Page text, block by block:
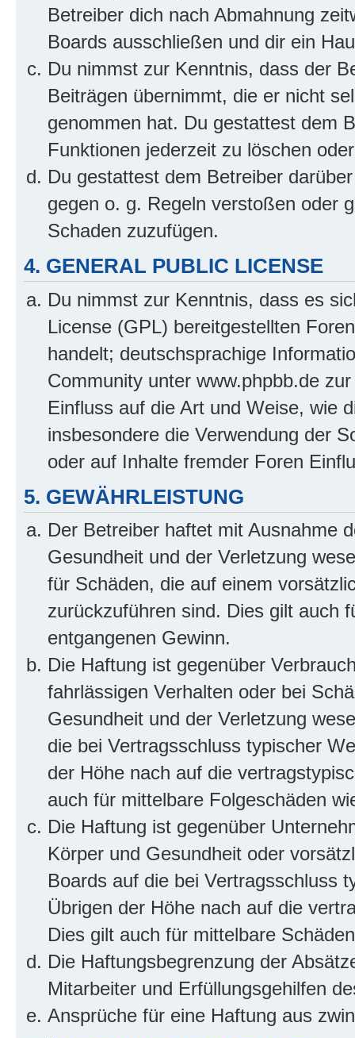
Betreiber dich nach Abmahnung
Boards ausschließen und dir ein
Du nimmst zur Kenntnis, dass der
Beiträgen übernimmt, die er nicht
genommen hat. Du gestattest dem
Funktionen jederzeit zu löschen
Du gestattest dem Betreiber
gegen o. g. Regeln verstoßen oder
Schaden zuzufügen.
4. GENERAL PUBLIC LICENSE
Du nimmst zur Kenntnis, dass es
License (GPL) bereitgestellten
handelt; deutschsprachige
Community unter www.phpbb.de
Einfluss auf die Art und Weise, wie
insbesondere die Verwendung der
oder auf Inhalte fremder Foren
5. GEWÄHRLEISTUNG
Der Betreiber haftet mit Ausnahme
Gesundheit und der Verletzung
für Schäden, die auf einem
zurückzuführen sind. Dies gilt auch
entgangenen Gewinn.
Die Haftung ist gegenüber
fahrlässigen Verhalten oder bei
Gesundheit und der Verletzung
die bei Vertragsschluss typischer
der Höhe nach auf die
auch für mittelbare Folgeschäden
Die Haftung ist gegenüber
Körper und Gesundheit oder
Boards auf die bei Vertragsschluss
Übrigen der Höhe nach auf die
Dies gilt auch für mittelbare
Die Haftungsbegrenzung der
Mitarbeiter und Erfüllungsgehilfen
Ansprüche für eine Haftung aus